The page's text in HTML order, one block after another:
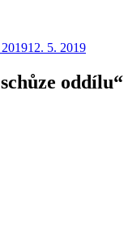
12. 5. 2019
oddílu“